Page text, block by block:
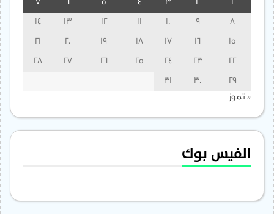
3
13
14
15
16
17
18
19
20
21
22
23
24
25
26
27
28
29
30
31
« تموز
الفيس بوك